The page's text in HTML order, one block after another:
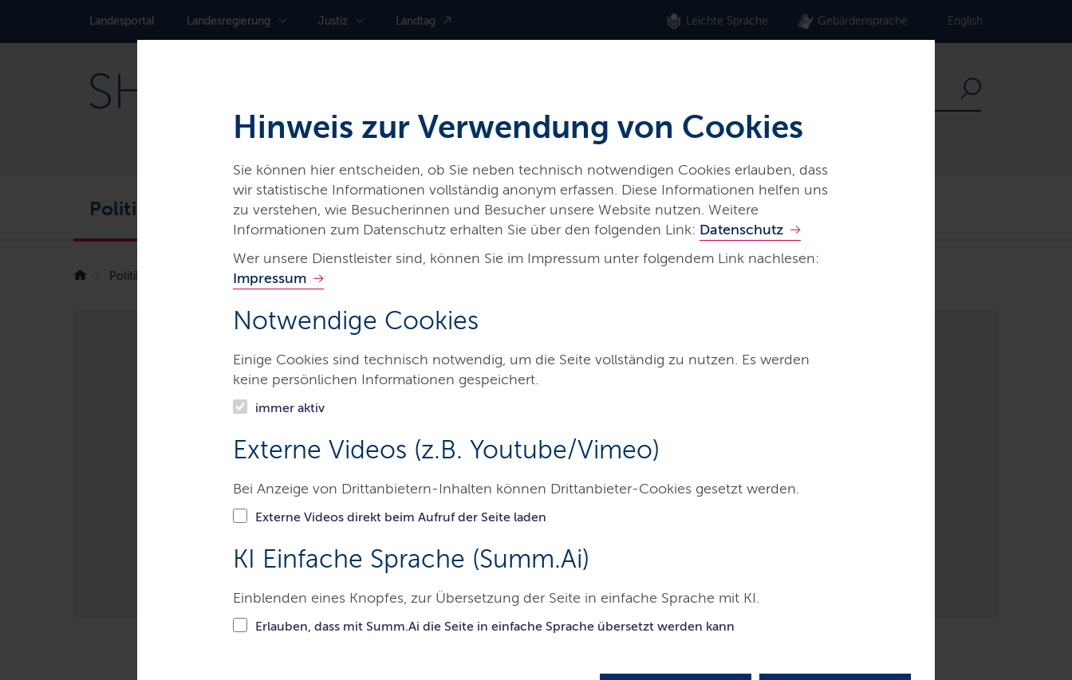
Hinweis zur Verwendung von Cookies
Sie können hier entscheiden, ob Sie neben technisch notwendigen Cookies erlauben, dass
wir statistische Informationen vollständig anonym erfassen. Diese Informationen helfen uns
zu verstehen, wie Besucherinnen und Besucher unsere Website nutzen. Weitere
Informationen zum Datenschutz erhalten Sie über den folgenden Link: Datenschutz
Wer unsere Dienstleister sind, können Sie im Impressum unter folgendem Link nachlesen:
Impressum
Notwendige Cookies
Einige Cookies sind technisch notwendig, um die Seite vollständig zu nutzen. Es werden
keine persönlichen Informationen gespeichert.
immer aktiv
Externe Videos (z.B. Youtube/Vimeo)
Bei Anzeige von Drittanbietern-Inhalten können Drittanbieter-Cookies gesetzt werden.
Externe Videos direkt beim Aufruf der Seite laden
KI Einfache Sprache (Summ.Ai)
Einblenden eines Knopfes, zur Übersetzung der Seite in einfache Sprache mit KI.
Erlauben, dass mit Summ.Ai die Seite in einfache Sprache übersetzt werden kann
Landes­portal Landes­regierung Justiz Landtag Leichte Sprache Gebärdensprache English
Politik Service Karriere Land & Leute Presse Der echte Norden
Politik Frischer Wind für die Karriere
Frischer Wind für die Karriere
zum Nachwuchskräftestand der Landesverwaltung auf der Kieler Woche.
Ministerpräsident Daniel Günther ist vor Ort.
Inhalte dieser Seite